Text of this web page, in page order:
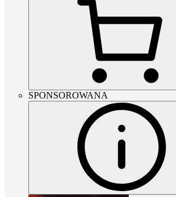
SPONSOROWANA